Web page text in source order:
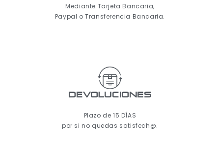
Mediante Tarjeta Bancaria,
Paypal o Transferencia Bancaria.
Devoluciones
Plazo de 15 DÍAS
por si no quedas satisfech@.